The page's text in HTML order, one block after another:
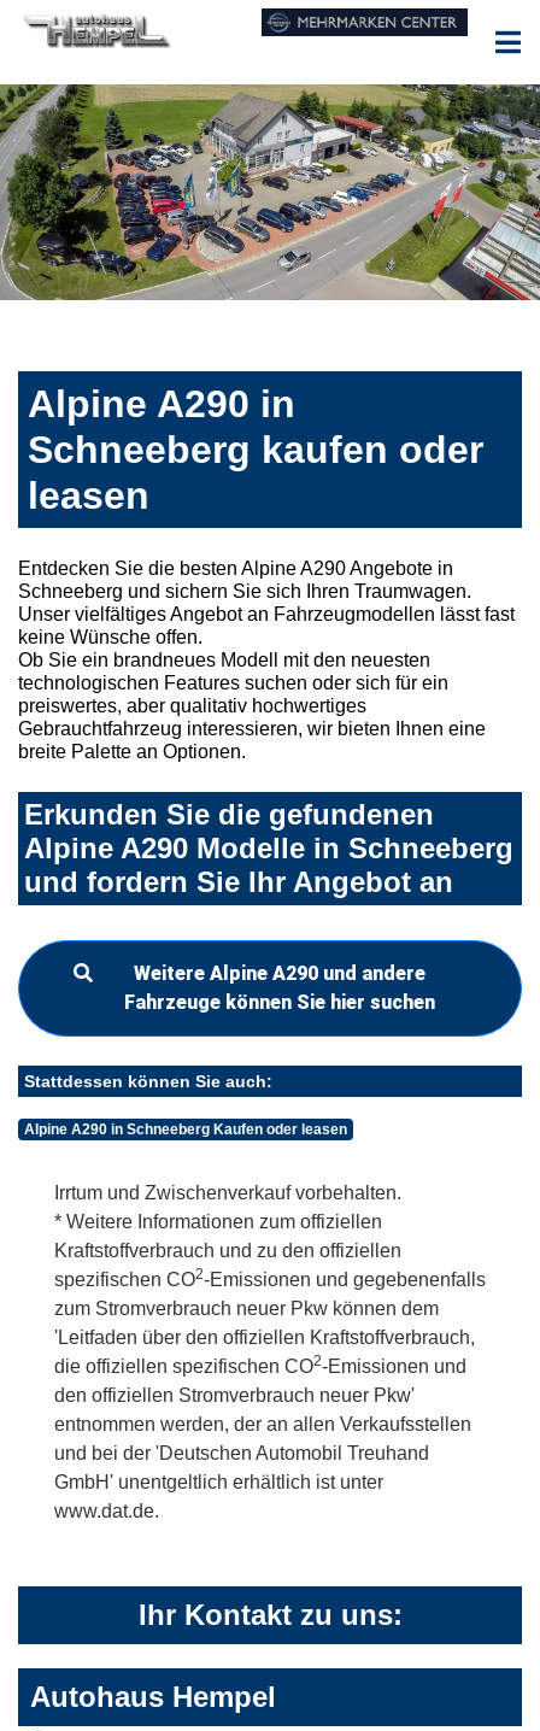
Alpine A290 in
Schneeberg kaufen oder
leasen
Entdecken Sie die besten Alpine A290 Angebote in
Schneeberg und sichern Sie sich Ihren Traumwagen.
Unser vielfältiges Angebot an Fahrzeugmodellen lässt fast
keine Wünsche offen.
Ob Sie ein brandneues Modell mit den neuesten
technologischen Features suchen oder sich für ein
preiswertes, aber qualitativ hochwertiges
Gebrauchtfahrzeug interessieren, wir bieten Ihnen eine
breite Palette an Optionen.
Erkunden Sie die gefundenen
Alpine A290 Modelle in Schneeberg
und fordern Sie Ihr Angebot an
Weitere Alpine A290 und andere
Fahrzeuge können Sie hier suchen
Stattdessen können Sie auch:
Alpine A290 in Schneeberg Kaufen oder leasen
Irrtum und Zwischenverkauf vorbehalten.
* Weitere Informationen zum offiziellen
Kraftstoffverbrauch und zu den offiziellen
spezifischen CO2-Emissionen und gegebenenfalls
zum Stromverbrauch neuer Pkw können dem
'Leitfaden über den offiziellen Kraftstoffverbrauch,
die offiziellen spezifischen CO2-Emissionen und
den offiziellen Stromverbrauch neuer Pkw'
entnommen werden, der an allen Verkaufsstellen
und bei der 'Deutschen Automobil Treuhand
GmbH' unentgeltlich erhältlich ist unter
www.dat.de.
Ihr Kontakt zu uns:
Autohaus Hempel